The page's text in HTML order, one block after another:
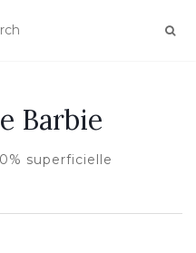
Barbie
superficielle